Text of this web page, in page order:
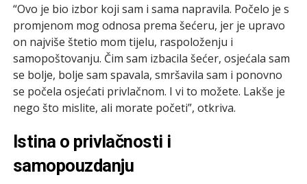
“Ovo je bio izbor koji sam i sama napravila. Počelo je s
promjenom mog odnosa prema šećeru, jer je upravo
on najviše štetio mom tijelu, raspoloženju i
samopoštovanju. Čim sam izbacila šećer, osjećala sam
se bolje, bolje sam spavala, smršavila sam i ponovno
se počela osjećati privlačnom. I vi to možete. Lakše je
nego što mislite, ali morate početi”, otkriva.
Istina o privlačnosti i
samopouzdanju